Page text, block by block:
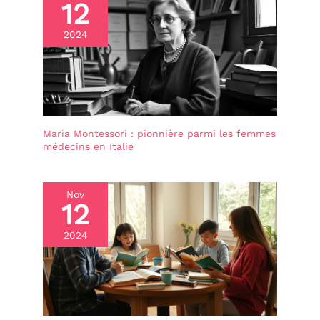
voiture/salles de classe.
L'ensemble de
construction de robot
réutilisable grandit avec
les compétences des
enfants – des
constructions simples
aux défis d'ingénierie
complexes. 【Cadeau
pour les fans de robots】
Blocs de robot STEM à
anniversaires/Noël Les
parents adorent la façon
dont ce jouet robot
encliquetable combine
apprentissage et plaisir.
Les enseignants l'utilisent
pour les centres STEM –
le cadeau ultime sans
écran pour les ingénieurs
en herbe âgés de 3 à 5
enfants, afin de permettre une manipulation
agréable, sans risque, dès le plus jeune âge.
12
2024
Maria Montessori : pionnière parmi les femmes
médecins en Italie
Nov
12
2024